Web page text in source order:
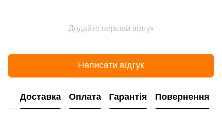
Додайте перший відгук
Написати відгук
Доставка Оплата Гарантія Повернення